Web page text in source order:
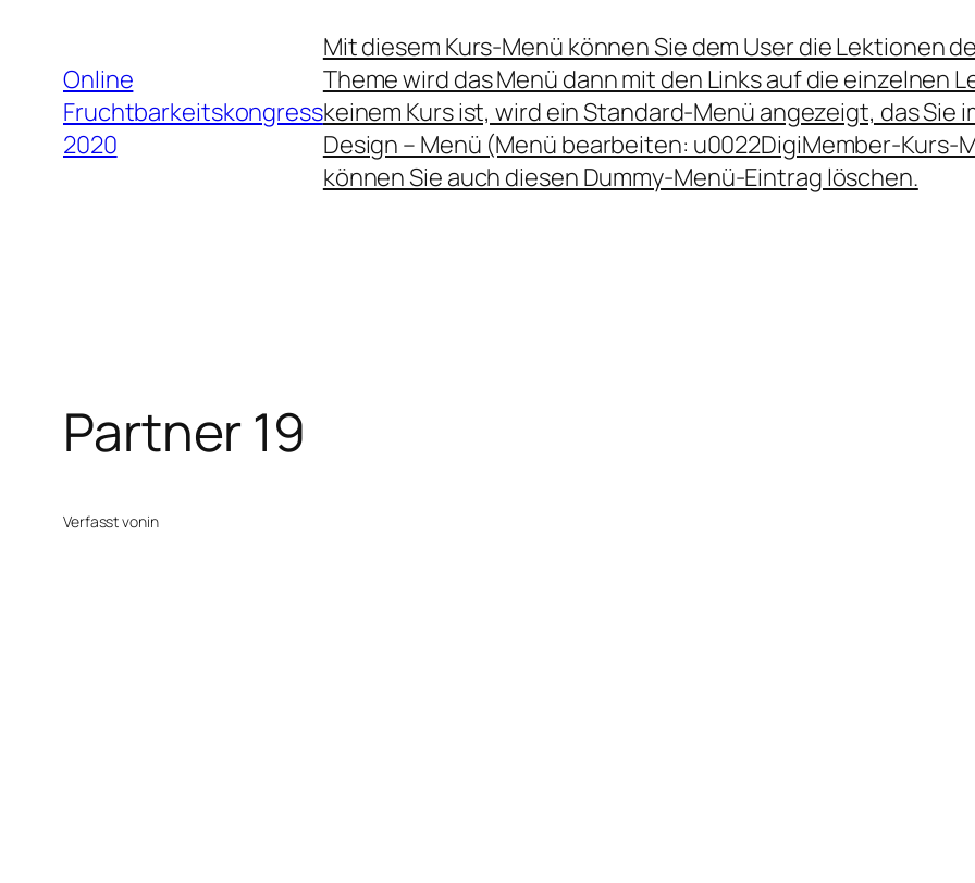
springen
Online
Fruchtbarkeitskongress
2020
Mit diesem Kurs-Menü können Sie dem User die Lektionen
Theme wird das Menü dann mit den Links auf die einzelnen
keinem Kurs ist, wird ein Standard-Menü angezeigt, das Sie
Design – Menü (Menü bearbeiten: u0022DigiMember-
können Sie auch diesen Dummy-Menü-Eintrag löschen.
Partner 19
Verfasst vonin